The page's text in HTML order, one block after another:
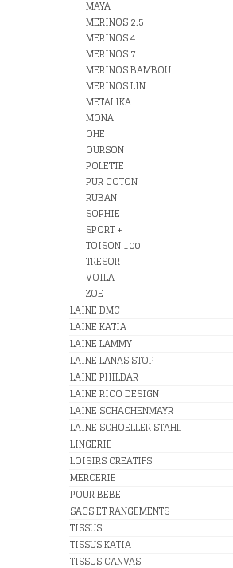
MAYA
MERINOS 2.5
MERINOS 4
MERINOS 7
MERINOS BAMBOU
MERINOS LIN
METALIKA
MONA
OHE
OURSON
POLETTE
PUR COTON
RUBAN
SOPHIE
SPORT +
TOISON 100
TRESOR
VOILA
ZOE
LAINE DMC
LAINE KATIA
LAINE LAMMY
LAINE LANAS STOP
LAINE PHILDAR
LAINE RICO DESIGN
LAINE SCHACHENMAYR
LAINE SCHOELLER STAHL
LINGERIE
LOISIRS CREATIFS
MERCERIE
POUR BEBE
SACS ET RANGEMENTS
TISSUS
TISSUS KATIA
TISSUS CANVAS